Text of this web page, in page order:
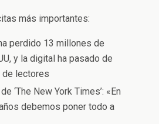
más importantes:
perdido 13 millones de
y la digital ha pasado de
de lectores
‘The New York Times’: «En
debemos poner todo a